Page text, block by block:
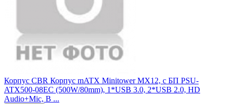
Корпус CBR Корпус mATX Minitower MX12, c БП PSU-
ATX500-08EC (500W/80mm), 1*USB 3.0, 2*USB 2.0, HD
Audio+Mic, B ...